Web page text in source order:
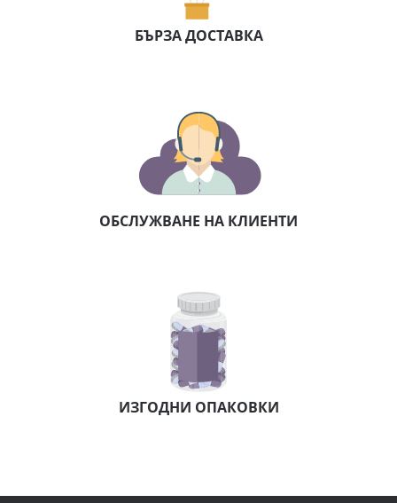
БЪРЗА ДОСТАВКА
ОБСЛУЖВАНЕ НА КЛИЕНТИ
ИЗГОДНИ ОПАКОВКИ